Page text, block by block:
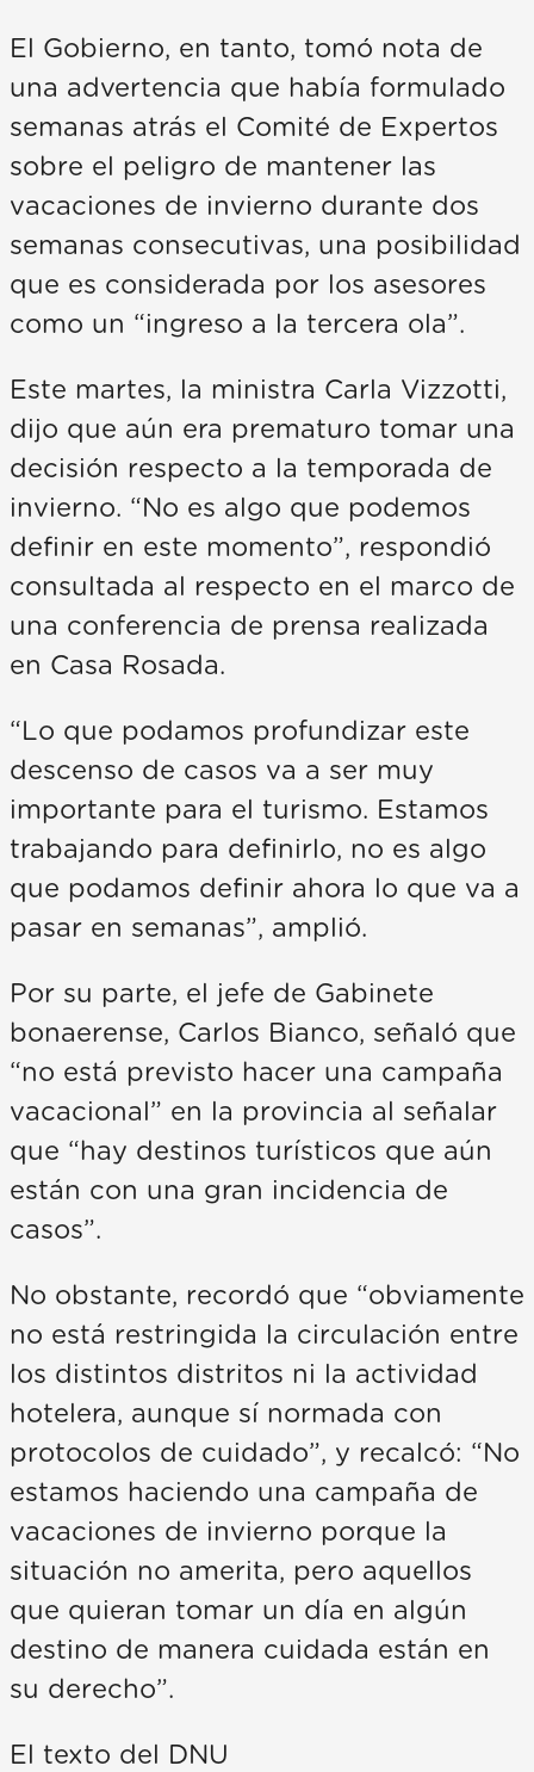
El Gobierno, en tanto, tomó nota de
una advertencia que había formulado
semanas atrás el Comité de Expertos
sobre el peligro de mantener las
vacaciones de invierno durante dos
semanas consecutivas, una posibilidad
que es considerada por los asesores
como un “ingreso a la tercera ola”.
Este martes, la ministra Carla Vizzotti,
dijo que aún era prematuro tomar una
decisión respecto a la temporada de
invierno. “No es algo que podemos
definir en este momento”, respondió
consultada al respecto en el marco de
una conferencia de prensa realizada
en Casa Rosada.
“Lo que podamos profundizar este
descenso de casos va a ser muy
importante para el turismo. Estamos
trabajando para definirlo, no es algo
que podamos definir ahora lo que va a
pasar en semanas”, amplió.
Por su parte, el jefe de Gabinete
bonaerense, Carlos Bianco, señaló que
“no está previsto hacer una campaña
vacacional” en la provincia al señalar
que “hay destinos turísticos que aún
están con una gran incidencia de
casos”.
No obstante, recordó que “obviamente
no está restringida la circulación entre
los distintos distritos ni la actividad
hotelera, aunque sí normada con
protocolos de cuidado”, y recalcó: “No
estamos haciendo una campaña de
vacaciones de invierno porque la
situación no amerita, pero aquellos
que quieran tomar un día en algún
destino de manera cuidada están en
su derecho”.
El texto del DNU